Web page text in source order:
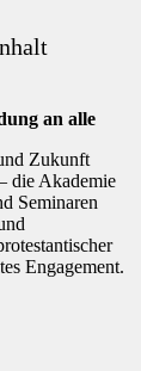
an alle
Zukunft
die Akademie
Seminaren
Engagement.